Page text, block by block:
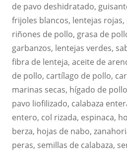
de pavo deshidratado,
frijoles blancos, lentejas rojas,
riñones de pollo, grasa de
garbanzos, lentejas verdes,
fibra de lenteja, aceite de
de pollo, cartílago de pollo,
marinas secas, hígado de
pavo liofilizado, calabaza
entero, col rizada, espinaca,
berza, hojas de nabo,
peras, semillas de calabaza,